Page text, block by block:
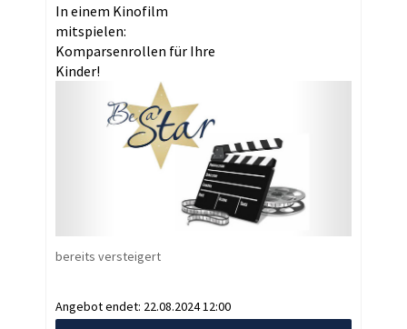
In einem Kinofilm
mitspielen:
Komparsenrollen für Ihre
Kinder!
bereits versteigert
Angebot endet: 22.08.2024 12:00